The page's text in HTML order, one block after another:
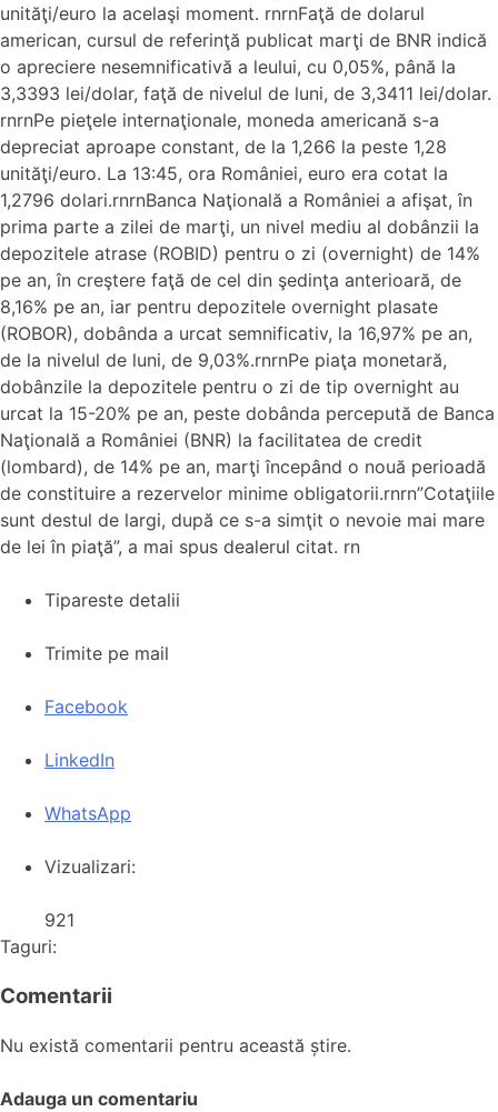
unităţi/euro la acelaşi moment. rnrnFaţă de dolarul
american, cursul de referinţă publicat marţi de BNR indică
o apreciere nesemnificativă a leului, cu 0,05%, până la
3,3393 lei/dolar, faţă de nivelul de luni, de 3,3411 lei/dolar.
rnrnPe pieţele internaţionale, moneda americană s-a
depreciat aproape constant, de la 1,266 la peste 1,28
unităţi/euro. La 13:45, ora României, euro era cotat la
1,2796 dolari.rnrnBanca Naţională a României a afişat, în
prima parte a zilei de marţi, un nivel mediu al dobânzii la
depozitele atrase (ROBID) pentru o zi (overnight) de 14%
pe an, în creştere faţă de cel din şedinţa anterioară, de
8,16% pe an, iar pentru depozitele overnight plasate
(ROBOR), dobânda a urcat semnificativ, la 16,97% pe an,
de la nivelul de luni, de 9,03%.rnrnPe piaţa monetară,
dobânzile la depozitele pentru o zi de tip overnight au
urcat la 15-20% pe an, peste dobânda percepută de Banca
Naţională a României (BNR) la facilitatea de credit
(lombard), de 14% pe an, marţi începând o nouă perioadă
de constituire a rezervelor minime obligatorii.rnrn”Cotaţiile
sunt destul de largi, după ce s-a simţit o nevoie mai mare
de lei în piaţă”, a mai spus dealerul citat. rn
Tipareste detalii
Trimite pe mail
Facebook
LinkedIn
WhatsApp
Vizualizari:
921
Taguri:
Comentarii
Nu există comentarii pentru această știre.
Adauga un comentariu